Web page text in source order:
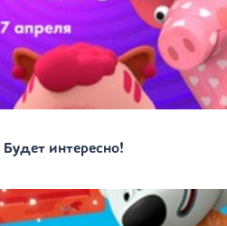
интересно!